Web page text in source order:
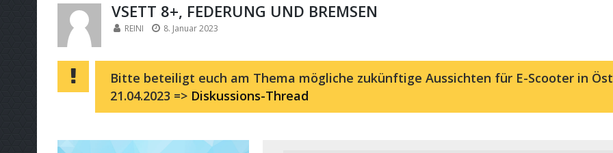
VSETT 8+, FEDERUNG UND BREMSEN
REINI 8. Januar 2023
Bitte beteiligt euch am Thema mögliche zukünftige Aussichten für E-Scooter in
21.04.2023 => Diskussions-Thread